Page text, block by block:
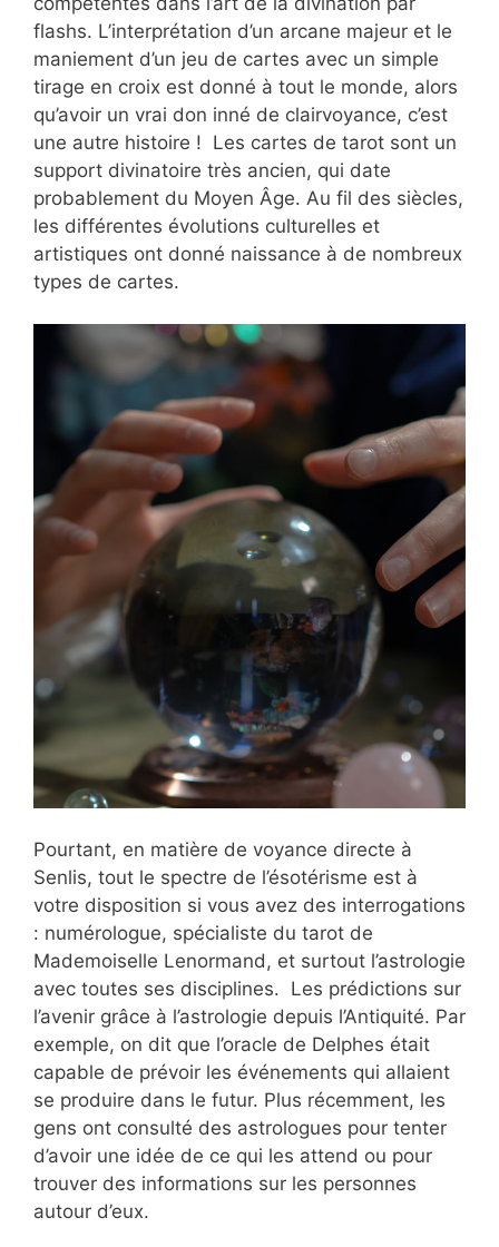
flashs. L’interprétation d’un arcane majeur et le
maniement d’un jeu de cartes avec un simple
tirage en croix est donné à tout le monde, alors
qu’avoir un vrai don inné de clairvoyance, c’est
une autre histoire ! Les cartes de tarot sont un
support divinatoire très ancien, qui date
probablement du Moyen Âge. Au fil des siècles,
les différentes évolutions culturelles et
artistiques ont donné naissance à de nombreux
types de cartes.
Pourtant, en matière de voyance directe à
Senlis, tout le spectre de l’ésotérisme est à
votre disposition si vous avez des interrogations
: numérologue, spécialiste du tarot de
Mademoiselle Lenormand, et surtout l’astrologie
avec toutes ses disciplines. Les prédictions sur
l’avenir grâce à l’astrologie depuis l’Antiquité. Par
exemple, on dit que l’oracle de Delphes était
capable de prévoir les événements qui allaient
se produire dans le futur. Plus récemment, les
gens ont consulté des astrologues pour tenter
d’avoir une idée de ce qui les attend ou pour
trouver des informations sur les personnes
autour d’eux.